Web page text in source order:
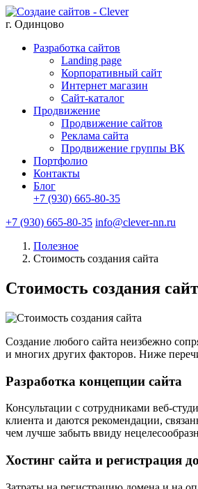
г. Одинцово
Разработка сайтов
Landing page
Корпоративный сайт
Интернет магазин
Сайт-каталог
Продвижение
Продвижение сайтов
Реклама сайта
Продвижение группы ВК
Портфолио
Контакты
Блог
+7 (930) 665-80-35
+7 (930) 665-80-35 info@clever-nn.ru
Полезное
Стоимость создания сайта
Стоимость создания
Создание любого сайта неизбежно
и многих других факторов. Ниже
Разработка концепции сайта
Консультации с сотрудниками веб-
клиента и даются рекомендации,
чем лучше забыть ввиду
Хостинг сайта и регистрация